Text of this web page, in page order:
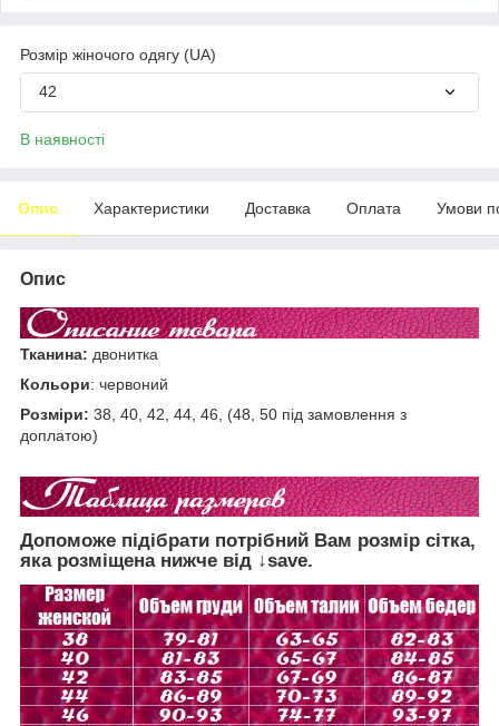
Розмір жіночого одягу (UA)
42
В наявності
Опис Характеристики Доставка Оплата Умови
Опис
Тканина: двонитка
Кольори: червоний
Розміри: 38, 40, 42, 44, 46, (48, 50 під замовлення з
доплатою)
Допоможе підібрати потрібний Вам розмір сітка,
яка розміщена нижче від ↓save.